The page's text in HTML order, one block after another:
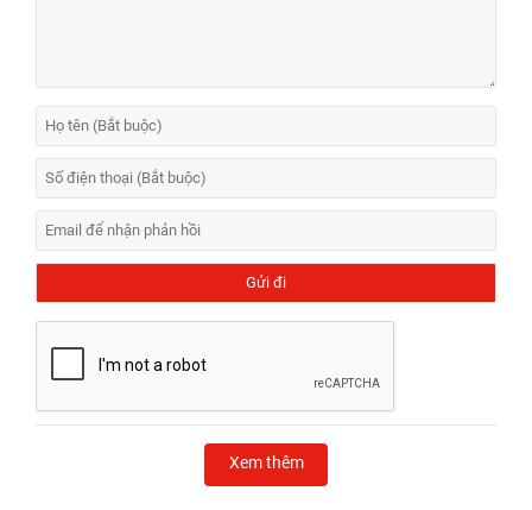
Xem thêm